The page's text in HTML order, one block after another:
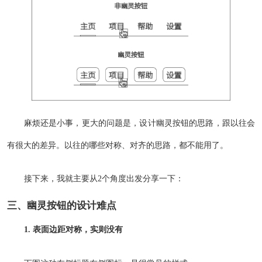
麻烦还是小事，更大的问题是，设计幽灵按钮的思路，跟以往会
有很大的差异。以往的哪些对称、对齐的思路，都不能用了。
接下来，我就主要从2个角度出发分享一下：
三、幽灵按钮的设计难点
1. 表面边距对称，实则没有